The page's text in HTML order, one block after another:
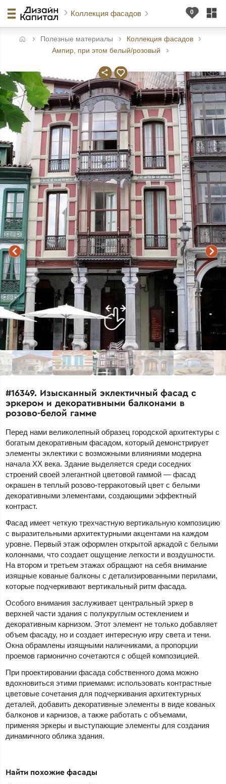
Коллекция фасадов
Полезные материалы
Коллекция фасадов
Ампир, при этом белый/розовый
#16349. Изысканный эклектичный фасад с
эркером и декоративными балконами в
розово-белой гамме
Перед нами великолепный образец городской архитектуры с
богатым декоративным фасадом, который демонстрирует
элементы эклектики с возможными влияниями модерна
начала XX века. Здание выделяется среди соседних
строений своей элегантной цветовой гаммой — фасад
окрашен в теплый розово-терракотовый цвет с белыми
декоративными элементами, создающими эффектный
контраст.
Фасад имеет четкую трехчастную вертикальную композицию
с выразительными архитектурными акцентами на каждом
уровне. Первый этаж оформлен открытой аркадой с белыми
колоннами, что создает ощущение легкости и воздушности.
На втором и третьем этажах обращают на себя внимание
изящные кованые балконы с детализированными перилами,
которые подчеркивают вертикальный ритм фасада.
Особого внимания заслуживает центральный эркер в
верхней части здания с полукруглым остеклением и
декоративным карнизом. Этот элемент не только добавляет
объем фасаду, но и создает интересную игру света и тени.
Окна обрамлены изящными наличниками, а пропорции
проемов гармонично сочетаются с общей композицией.
При проектировании фасада собственного дома можно
вдохновиться этими приемами: использовать контрастные
цветовые сочетания для подчеркивания архитектурных
деталей, добавить декоративные элементы в виде кованых
балконов и карнизов, а также работать с объемами,
применяя эркеры и выступающие элементы для создания
динамичного облика здания.
Найти похожие фасады